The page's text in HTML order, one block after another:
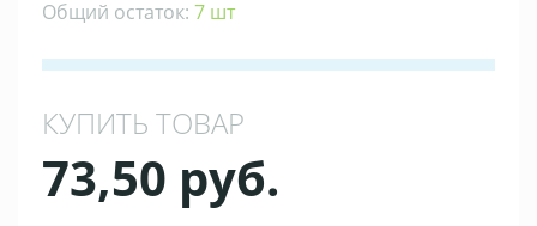
Общий остаток: 7 шт
КУПИТЬ ТОВАР
73,50 руб.